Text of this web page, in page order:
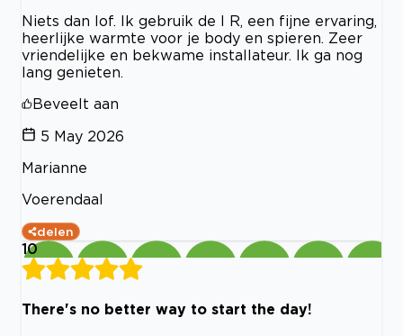
Niets dan lof. Ik gebruik de I R, een fijne ervaring,
heerlijke warmte voor je body en spieren. Zeer
vriendelijke en bekwame installateur. Ik ga nog
lang genieten.
Beveelt aan
5 May 2026
Marianne
Voerendaal
delen
10
There's no better way to start the day!